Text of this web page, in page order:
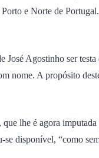
e Norte de
Agostinho ser
nome. A propósito
lhe é agora
disponível, “como